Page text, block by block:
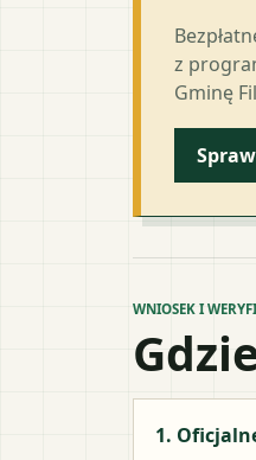
z
Gminę
WNIOSEK I
1.